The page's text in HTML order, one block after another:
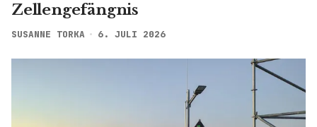
Zellengefängnis
SUSANNE TORKA 6. JULI 2026